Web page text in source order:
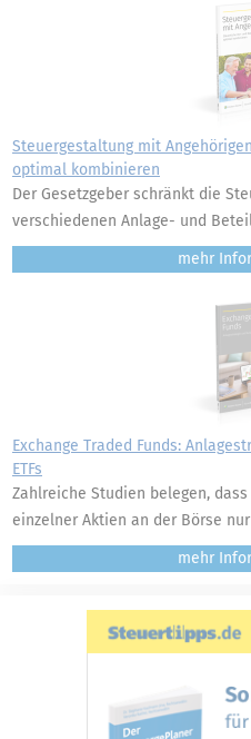
Steuergestaltung mit
optimal kombinieren
Der Gesetzgeber schränkt die
verschiedenen Anlage- und
mehr
Exchange Traded Funds:
ETFs
Zahlreiche Studien belegen,
einzelner Aktien an der Börse
mehr